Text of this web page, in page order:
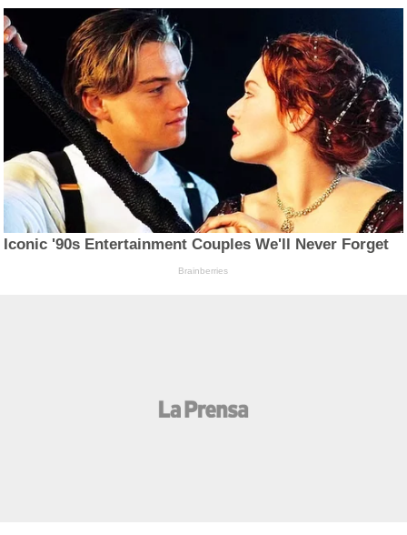
Iconic '90s Entertainment Couples We'll Never Forget
Brainberries